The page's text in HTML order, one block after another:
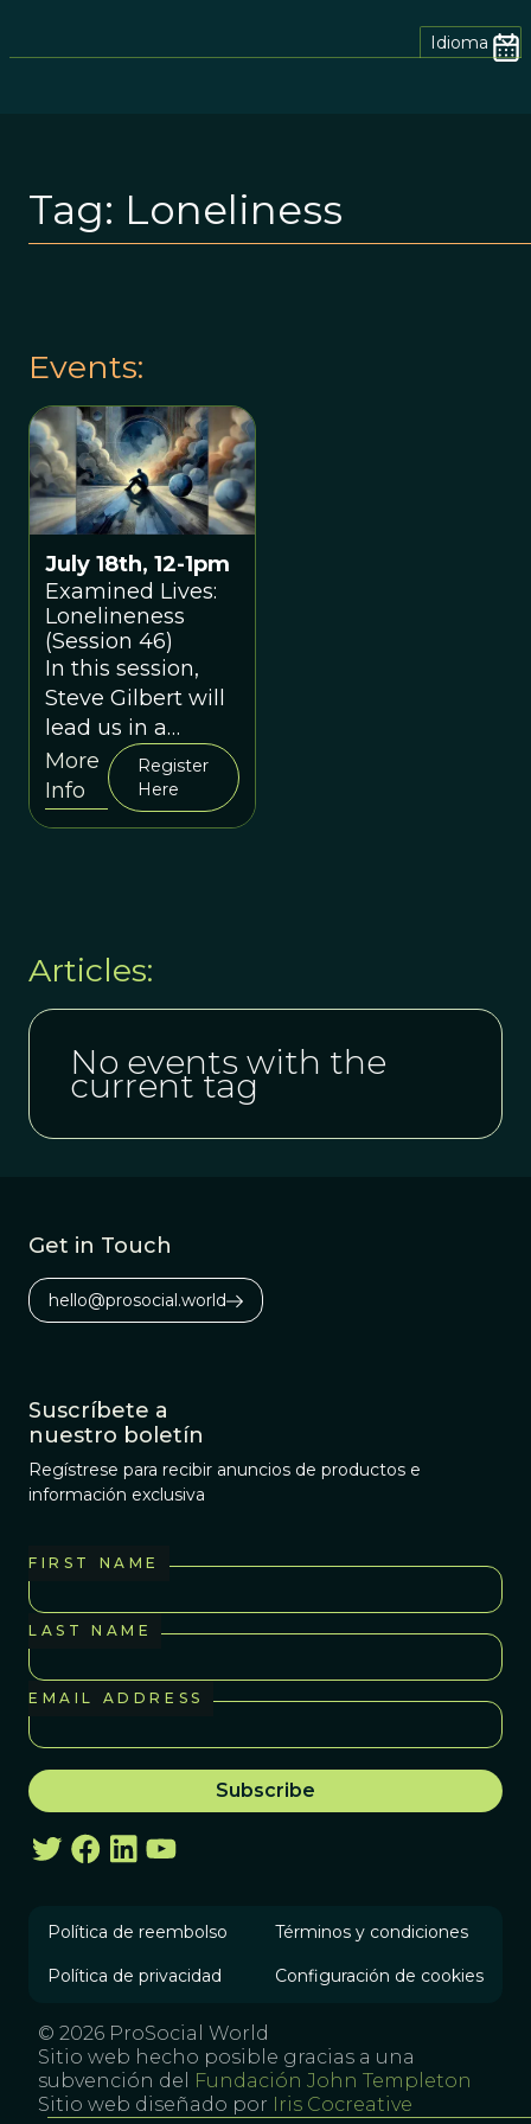
Idioma
Tag: Loneliness
Events:
July 18th, 12-1pm
Examined Lives:
Lonelineness
(Session 46)
In this session,
Steve Gilbert will
lead us in a
discussion about
"loneliness" and
what evolutionary
More
Info
Register
Here
Articles:
No events with the
current tag
Get in Touch
hello@prosocial.world
Suscríbete a
nuestro boletín
Regístrese para recibir anuncios de productos e
información exclusiva
FIRST NAME
LAST NAME
EMAIL ADDRESS
Política de reembolso Términos y condiciones
Política de privacidad Configuración de cookies
© 2026 ProSocial World
Sitio web hecho posible gracias a una
subvención del
Fundación John Templeton
Sitio web diseñado por
Iris Cocreative